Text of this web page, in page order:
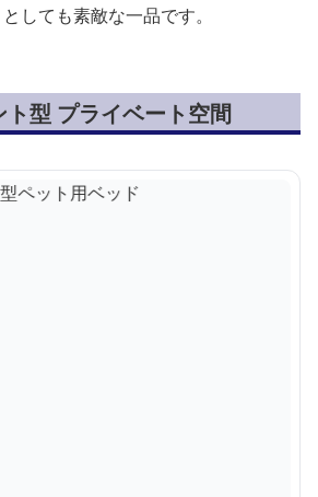
しても素敵な一品です。
型 プライベート空間